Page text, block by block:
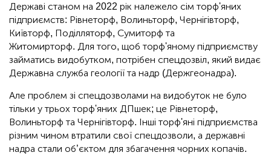
Державі станом на 2022 рік належело сім торф'яних
підприємств: Рівнеторф, Волиньторф, Чернігівторф,
Київторф, Поділляторф, Сумиторф та
Житомирторф. Для того, щоб торф'яному підприємству
займатись видобутком, потрібен спецдозвіл, який видає
Державна служба геології та надр (Держгеонадра).
Але проблем зі спецдозволами на видобуток не було
тільки у трьох торф'яних ДПшек; це Рівнеторф,
Волиньторф та Чернігівторф. Інші торф'яні підприємства
різним чином втратили свої спецдозволи, а державні
надра стали об’єктом для збагачення чорних копачів.